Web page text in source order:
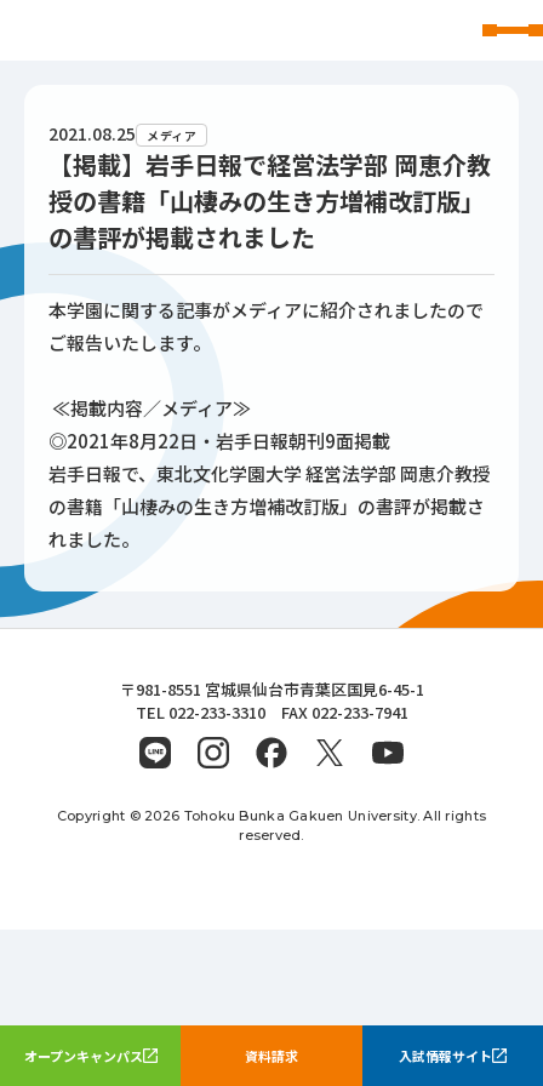
オープンキャンパス 資料請求 入試情報サイト
2021.08.25 メディア
【掲載】岩手日報で経営法学部 岡恵介教
授の書籍「山棲みの生き方増補改訂版」
の書評が掲載されました
本学園に関する記事がメディアに紹介されましたので
ご報告いたします。
≪掲載内容／メディア≫
◎2021年8月22日・岩手日報朝刊9面掲載
岩手日報で、東北文化学園大学 経営法学部 岡恵介教授
の書籍「山棲みの生き方増補改訂版」の書評が掲載さ
れました。
東北文化学園大学
〒981-8551 宮城県仙台市青葉区国見6-45-1
TEL 022-233-3310 FAX 022-233-7941
Copyright © 2026 Tohoku Bunka Gakuen University. All rights
reserved.